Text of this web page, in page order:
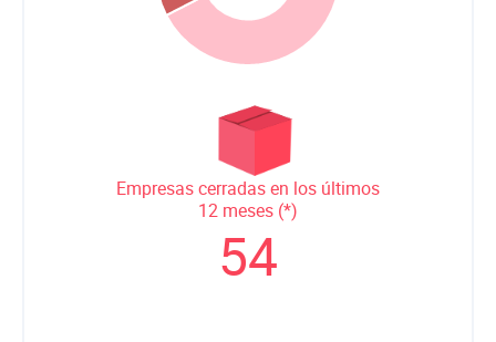
Empresas cerradas en los últimos
12 meses (*)
54